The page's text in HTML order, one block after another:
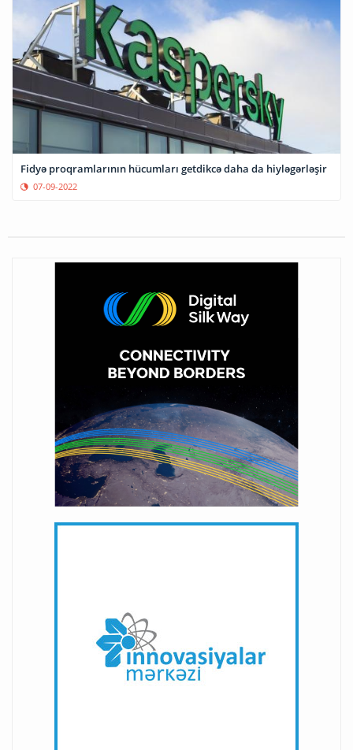
Fidyə proqramlarının hücumları getdikcə daha da hiyləgərləşir
07-09-2022